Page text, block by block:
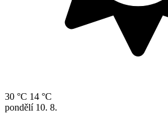
30 °C 14 °C
pondělí 10. 8.